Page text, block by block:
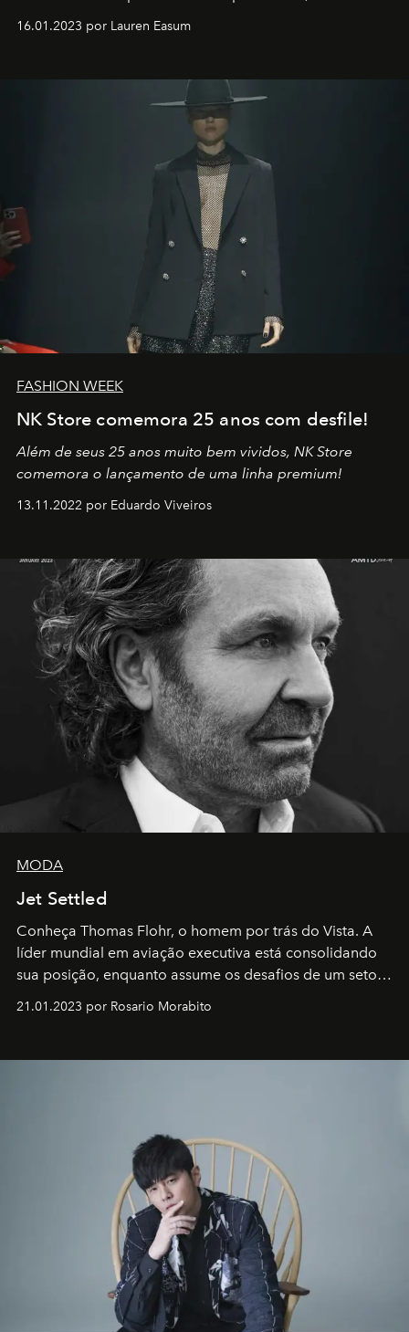
transportador AMTD abrindo caminho para muitos
por propósitos, com um claro senso de missão na vida e
16.01.2023 por Lauren Easum
FASHION WEEK
NK Store comemora 25 anos com desfile!
Além de seus 25 anos muito bem vividos, NK Store
comemora o lançamento de uma linha premium!
13.11.2022 por Eduardo Viveiros
MODA
Jet Settled
Conheça Thomas Flohr, o homem por trás do Vista. A
líder mundial em aviação executiva está consolidando
sua posição, enquanto assume os desafios de um setor
em rápida evolução e redefinindo o conceito de luxo
21.01.2023 por Rosario Morabito